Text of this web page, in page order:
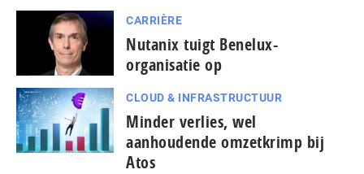
CARRIÈRE
Nutanix tuigt Benelux-
organisatie op
CLOUD & INFRASTRUCTUUR
Minder verlies, wel
aanhoudende omzetkrimp bij
Atos